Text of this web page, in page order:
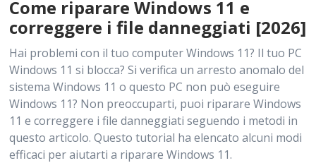
Come riparare Windows 11 e
correggere i file danneggiati [2026]
Hai problemi con il tuo computer Windows 11? Il tuo PC
Windows 11 si blocca? Si verifica un arresto anomalo del
sistema Windows 11 o questo PC non può eseguire
Windows 11? Non preoccuparti, puoi riparare Windows
11 e correggere i file danneggiati seguendo i metodi in
questo articolo. Questo tutorial ha elencato alcuni modi
efficaci per aiutarti a riparare Windows 11.